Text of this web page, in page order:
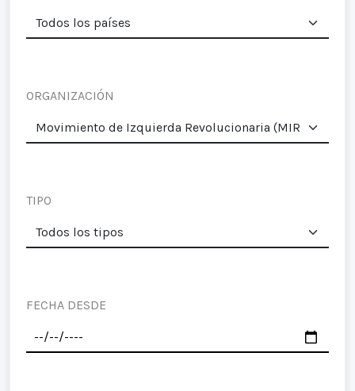
ORGANIZACIÓN
TIPO
FECHA DESDE